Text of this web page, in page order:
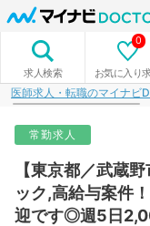
求人検索 お気に入り
0
医師求人・転職のマイナビ
常勤求人
【東京都／武蔵
ック,高給与案件
迎です◎週5日